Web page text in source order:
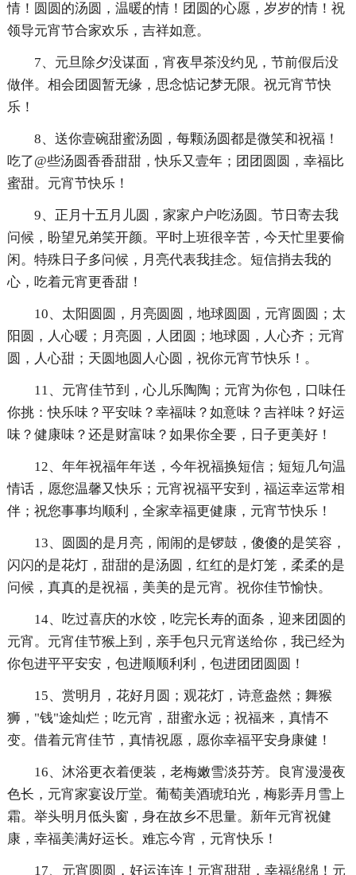
情！圆圆的汤圆，温暖的情！团圆的心愿，岁岁的情！祝
领导元宵节合家欢乐，吉祥如意。
7、元旦除夕没谋面，宵夜早茶没约见，节前假后没
做伴。相会团圆暂无缘，思念惦记梦无限。祝元宵节快
乐！
8、送你壹碗甜蜜汤圆，每颗汤圆都是微笑和祝福！
吃了@些汤圆香香甜甜，快乐又壹年；团团圆圆，幸福比
蜜甜。元宵节快乐！
9、正月十五月儿圆，家家户户吃汤圆。节日寄去我
问候，盼望兄弟笑开颜。平时上班很辛苦，今天忙里要偷
闲。特殊日子多问候，月亮代表我挂念。短信捎去我的
心，吃着元宵更香甜！
10、太阳圆圆，月亮圆圆，地球圆圆，元宵圆圆；太
阳圆，人心暖；月亮圆，人团圆；地球圆，人心齐；元宵
圆，人心甜；天圆地圆人心圆，祝你元宵节快乐！。
11、元宵佳节到，心儿乐陶陶；元宵为你包，口味任
你挑：快乐味？平安味？幸福味？如意味？吉祥味？好运
味？健康味？还是财富味？如果你全要，日子更美好！
12、年年祝福年年送，今年祝福换短信；短短几句温
情话，愿您温馨又快乐；元宵祝福平安到，福运幸运常相
伴；祝您事事均顺利，全家幸福更健康，元宵节快乐！
13、圆圆的是月亮，闹闹的是锣鼓，傻傻的是笑容，
闪闪的是花灯，甜甜的是汤圆，红红的是灯笼，柔柔的是
问候，真真的是祝福，美美的是元宵。祝你佳节愉快。
14、吃过喜庆的水饺，吃完长寿的面条，迎来团圆的
元宵。元宵佳节猴上到，亲手包只元宵送给你，我已经为
你包进平平安安，包进顺顺利利，包进团团圆圆！
15、赏明月，花好月圆；观花灯，诗意盎然；舞猴
狮，"钱"途灿烂；吃元宵，甜蜜永远；祝福来，真情不
变。借着元宵佳节，真情祝愿，愿你幸福平安身康健！
16、沐浴更衣着便装，老梅嫩雪淡芬芳。良宵漫漫夜
色长，元宵家宴设厅堂。葡萄美酒琥珀光，梅影弄月雪上
霜。举头明月低头窗，身在故乡不思量。新年元宵祝健
康，幸福美满好运长。难忘今宵，元宵快乐！
17、元宵圆圆，好运连连！元宵甜甜，幸福绵绵！元